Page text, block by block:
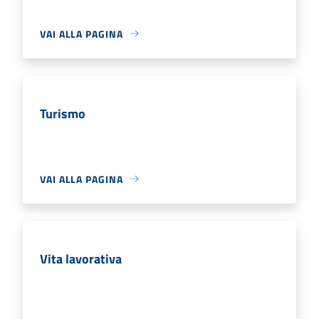
VAI ALLA PAGINA
Turismo
VAI ALLA PAGINA
Vita lavorativa